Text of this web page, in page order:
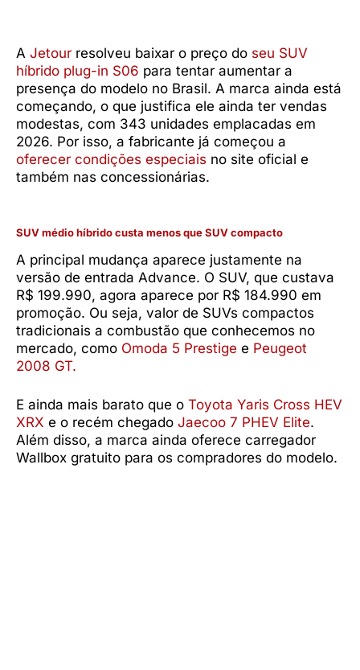
A Jetour resolveu baixar o preço do seu SUV
híbrido plug-in S06 para tentar aumentar a
presença do modelo no Brasil. A marca ainda está
começando, o que justifica ele ainda ter vendas
modestas, com 343 unidades emplacadas em
2026. Por isso, a fabricante já começou a
oferecer condições especiais no site oficial e
também nas concessionárias.
SUV médio híbrido custa menos que SUV compacto
A principal mudança aparece justamente na
versão de entrada Advance. O SUV, que custava
R$ 199.990, agora aparece por R$ 184.990 em
promoção. Ou seja, valor de SUVs compactos
tradicionais a combustão que conhecemos no
mercado, como Omoda 5 Prestige e Peugeot
2008 GT.
E ainda mais barato que o Toyota Yaris Cross HEV
XRX e o recém chegado Jaecoo 7 PHEV Elite.
Além disso, a marca ainda oferece carregador
Wallbox gratuito para os compradores do modelo.